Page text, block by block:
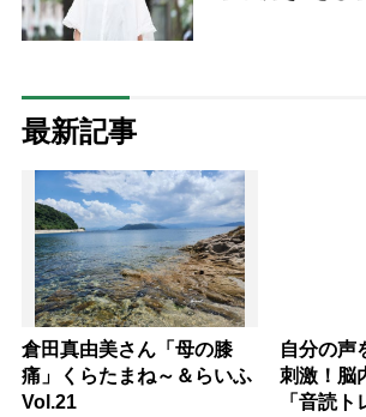
最新記事
倉田真由美さん「母の膝
痛」くらたまね～＆らいふ
Vol.21
自分の声
刺激！脳
「音読